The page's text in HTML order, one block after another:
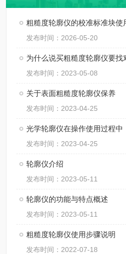
粗糙度轮廓仪的校准标准块使
发布时间：2026-05-20
为什么说买粗糙度轮廓仪要找
发布时间：2023-05-08
关于表面粗糙度轮廓仪保养
发布时间：2023-04-25
光学轮廓仪在操作使用过程中
发布时间：2023-04-25
轮廓仪介绍
发布时间：2023-05-11
轮廓仪的功能与特点概述
发布时间：2023-05-11
粗糙度轮廓仪使用步骤说明
发布时间：2022-07-18